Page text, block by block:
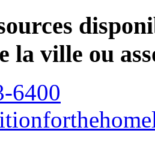
la ville ou
6400